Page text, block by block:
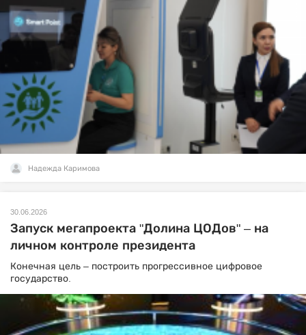
Надежда Каримова
30.06.2026
Запуск мегапроекта "Долина ЦОДов" – на
личном контроле президента
Конечная цель – построить прогрессивное цифровое
государство.